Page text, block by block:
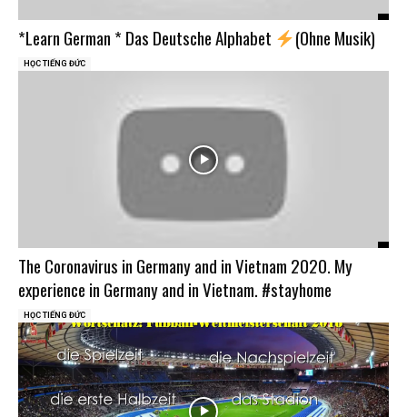
*Learn German * Das Deutsche Alphabet (Ohne Musik)
HỌC TIẾNG ĐỨC
Тhe Coronavirus in Germany and in Vietnam 2020. My
experience in Germany and in Vietnam. #stayhome
HỌC TIẾNG ĐỨC